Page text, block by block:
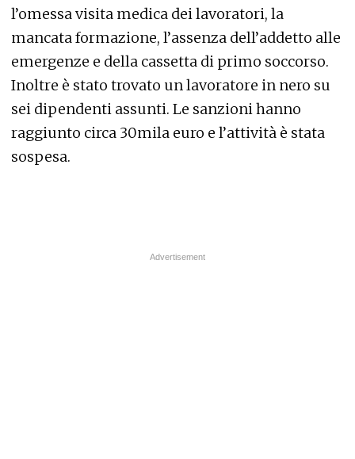
l’omessa visita medica dei lavoratori, la
mancata formazione, l’assenza dell’addetto alle
emergenze e della cassetta di primo soccorso.
Inoltre è stato trovato un lavoratore in nero su
sei dipendenti assunti. Le sanzioni hanno
raggiunto circa 30mila euro e l’attività è stata
sospesa.